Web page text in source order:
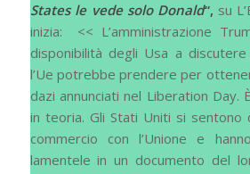
States le vede solo Donald“, su
inizia: << L’amministrazione
disponibilità degli Usa a
l’Ue potrebbe prendere per
dazi annunciati nel Liberation Day.
in teoria. Gli Stati Uniti si sentono
commercio con l’Unione e
lamentele in un documento del